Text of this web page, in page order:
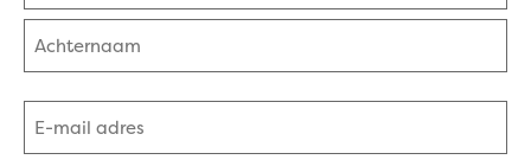
Voornaam
E-
mailadres
(Vereist)